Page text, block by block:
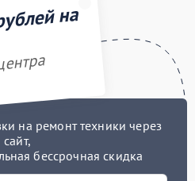
на
на ремонт техники через
сайт,
бессрочная скидка